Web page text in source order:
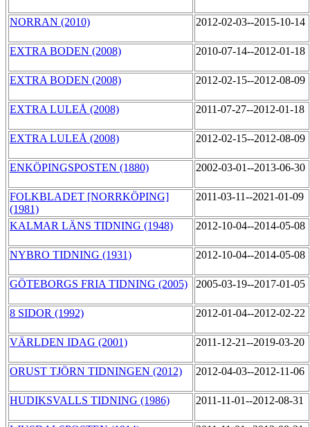
NORRAN (2010) 2012-02-03--2015-10-14
EXTRA BODEN (2008) 2010-07-14--2012-01-18
EXTRA BODEN (2008) 2012-02-15--2012-08-09
EXTRA LULEÅ (2008) 2011-07-27--2012-01-18
EXTRA LULEÅ (2008) 2012-02-15--2012-08-09
ENKÖPINGSPOSTEN (1880) 2002-03-01--2013-06-30
FOLKBLADET [NORRKÖPING]
(1981)
2011-03-11--2021-01-09
KALMAR LÄNS TIDNING (1948) 2012-10-04--2014-05-08
NYBRO TIDNING (1931) 2012-10-04--2014-05-08
GÖTEBORGS FRIA TIDNING (2005) 2005-03-19--2017-01-05
8 SIDOR (1992) 2012-01-04--2012-02-22
VÄRLDEN IDAG (2001) 2011-12-21--2019-03-20
ORUST TJÖRN TIDNINGEN (2012) 2012-04-03--2012-11-06
HUDIKSVALLS TIDNING (1986) 2011-11-01--2012-08-31